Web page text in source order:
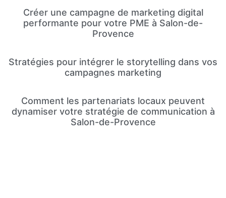
Créer une campagne de marketing digital
performante pour votre PME à Salon-de-
Provence
Stratégies pour intégrer le storytelling dans vos
campagnes marketing
Comment les partenariats locaux peuvent
dynamiser votre stratégie de communication à
Salon-de-Provence